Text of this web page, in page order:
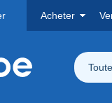
Acheter